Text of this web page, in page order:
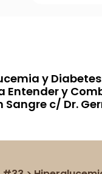
y
Entender y
Sangre c/ Dr.